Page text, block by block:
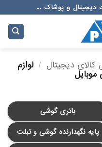
دیجیتال و پوشاک ...
کالای دیجیتال / لوازم
باتری گوشی
پایه نگهدارنده گوشی و تبلت